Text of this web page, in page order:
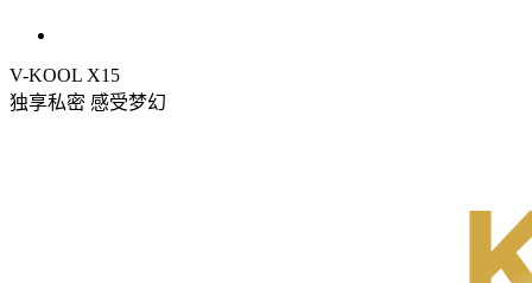
V-KOOL X15
独享私密 感受梦幻